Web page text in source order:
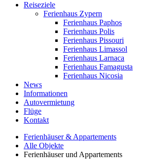
Reiseziele
Ferienhaus Zypern
Ferienhaus Paphos
Ferienhaus Polis
Ferienhaus Pissouri
Ferienhaus Limassol
Ferienhaus Larnaca
Ferienhaus Famagusta
Ferienhaus Nicosia
News
Informationen
Autovermietung
Flüge
Kontakt
Ferienhäuser & Appartements
Alle Objekte
Ferienhäuser und Appartements